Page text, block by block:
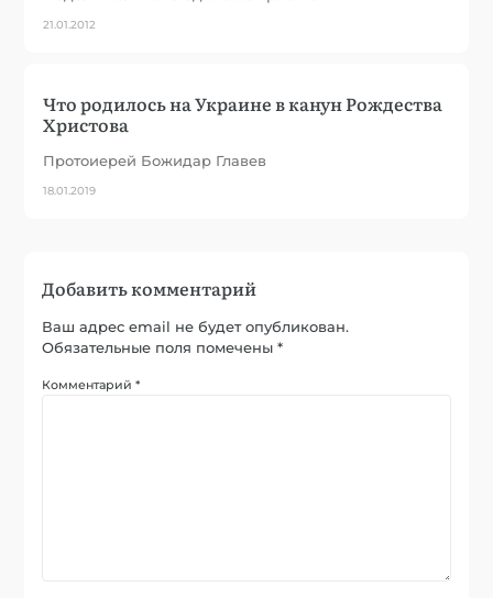
21.01.2012
Что родилось на Украине в канун Рождества
Христова
Протоиерей Божидар Главев
18.01.2019
Добавить комментарий
Ваш адрес email не будет опубликован.
Обязательные поля помечены*
Комментарий*